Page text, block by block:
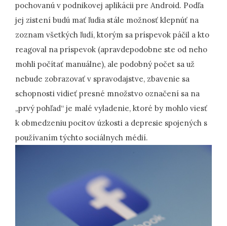
pochovanú v podnikovej aplikácii pre Android. Podľa
jej zistení budú mať ľudia stále možnosť klepnúť na
zoznam všetkých ľudí, ktorým sa príspevok páčil a kto
reagoval na príspevok (apravdepodobne ste od neho
mohli počítať manuálne), ale podobný počet sa už
nebude zobrazovať v spravodajstve, zbavenie sa
schopnosti vidieť presné množstvo označení sa na
„prvý pohľad“ je malé vyladenie, ktoré by mohlo viesť
k obmedzeniu pocitov úzkosti a depresie spojených s
používaním týchto sociálnych médií.